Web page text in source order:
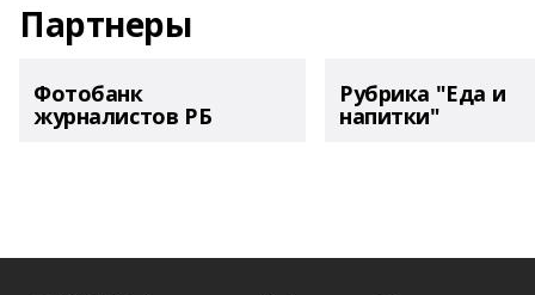
Партнеры
Фотобанк
журналистов РБ
Рубрика "Еда и
напитки"